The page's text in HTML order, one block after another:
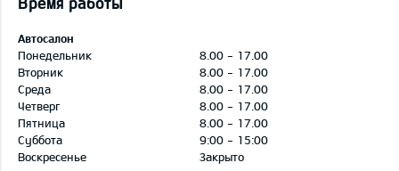
Автосалон
Понедельник
8.00 - 17.00
Вторник
8.00 - 17.00
Среда
8.00 - 17.00
Четверг
8.00 - 17.00
Пятница
8.00 - 17.00
Суббота
9:00 - 15:00
Воскресенье
Закрыто